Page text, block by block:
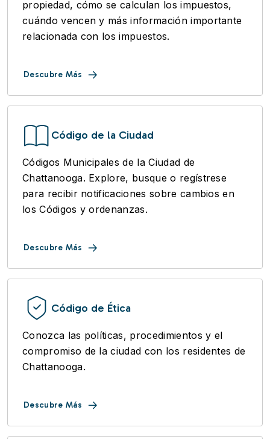
propiedad, cómo se calculan los impuestos,
cuándo vencen y más información importante
relacionada con los impuestos.
Descubre Más
Código de la Ciudad
Códigos Municipales de la Ciudad de
Chattanooga. Explore, busque o regístrese
para recibir notificaciones sobre cambios en
los Códigos y ordenanzas.
Descubre Más
Código de Ética
Conozca las políticas, procedimientos y el
compromiso de la ciudad con los residentes de
Chattanooga.
Descubre Más